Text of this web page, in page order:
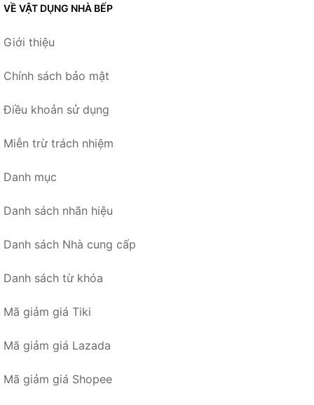
VỀ VẬT DỤNG NHÀ BẾP
Giới thiệu
Chính sách bảo mật
Điều khoản sử dụng
Miễn trừ trách nhiệm
Danh mục
Danh sách nhãn hiệu
Danh sách Nhà cung cấp
Danh sách từ khóa
Mã giảm giá Tiki
Mã giảm giá Lazada
Mã giảm giá Shopee